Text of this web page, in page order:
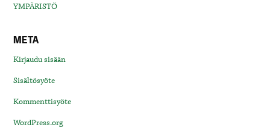
YMPÄRISTÖ
META
Kirjaudu sisään
Sisältösyöte
Kommenttisyöte
WordPress.org